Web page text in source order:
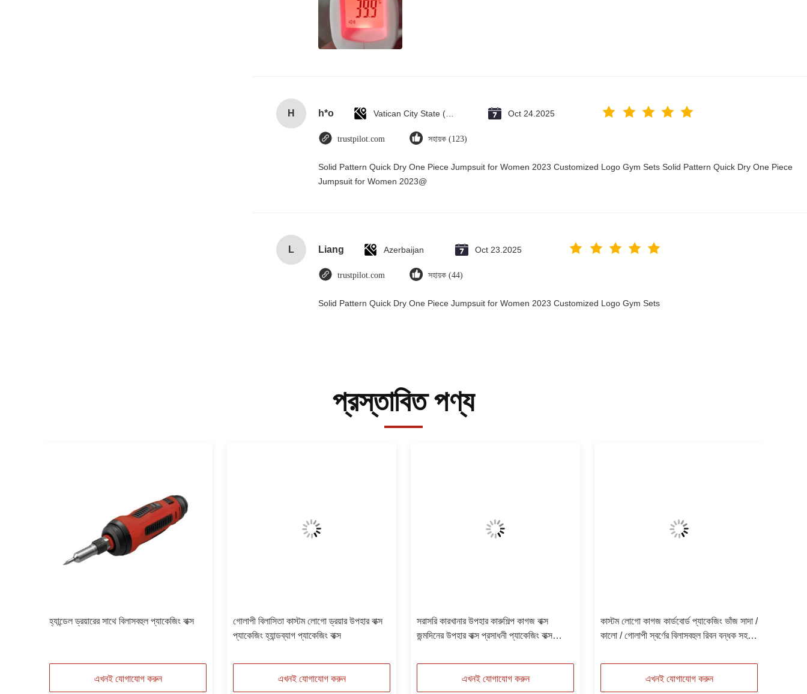
H h*o Oct 24.2025
trustpilot.com সহায়ক (123)
Solid Pattern Quick Dry One Piece Jumpsuit for Women 2023 Customized Logo Gym Sets Solid Pattern Quick Dry One Piece
Jumpsuit for Women 2023@
L Liang Azerbaijan Oct 23.2025
trustpilot.com সহায়ক (44)
Solid Pattern Quick Dry One Piece Jumpsuit for Women 2023 Customized Logo Gym Sets
প্রস্তাবিত পণ্য
হ্যান্ডেল ড্রয়ারের সাথে বিলাসবহুল প্যাকেজিং বাক্স
এখনই যোগাযোগ করুন
গোলাপী বিলাসিতা কাস্টম লোগো ড্রয়ার উপহার বাক্স
প্যাকেজিং হ্যান্ডব্যাগ প্যাকেজিং বাক্স
এখনই যোগাযোগ করুন
সরাসরি কারখানার উপহার কারুশিল্প কাগজ বাক্স
জন্মদিনের উপহার বাক্স প্রসাধনী প্যাকেজিং বাক্স
এখনই যোগাযোগ করুন
কাস্টম লোগো কাগজ কার্ডবোর্ড প্যাকেজিং ভাঁজ সাদা /
কালো / গোলাপী স্বর্ণের বিলাসবহুল রিবন বন্ধক সহ
এখনই যোগাযোগ করুন